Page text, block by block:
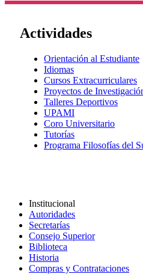
Actividades
Orientación al Estudiante
Idiomas
Cursos Extracurriculares
Proyectos de
Talleres Deportivos
UPAMI
Coro Universitario
Tutorías
Programa Filosofías del
Institucional
Autoridades
Secretarías
Consejo Superior
Biblioteca
Historia
Compras y Contrataciones